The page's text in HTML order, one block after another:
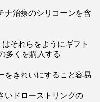
ナ治療のシリコーンを含
それらをようにギフト
多くを購入する
をきれいにすること容易
いドローストリングの